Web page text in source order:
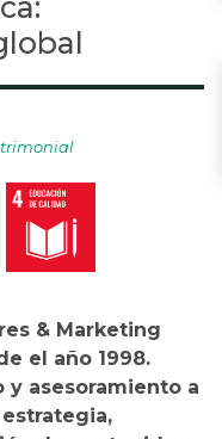
& Marketing
el año 1998.
y asesoramiento a